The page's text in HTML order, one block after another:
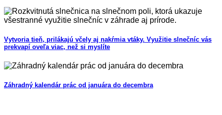
Vytvoria tieň, prilákajú včely aj nakŕmia vtáky. Využitie slnečníc vás
prekvapí oveľa viac, než si myslíte
Záhradný kalendár prác od januára do decembra